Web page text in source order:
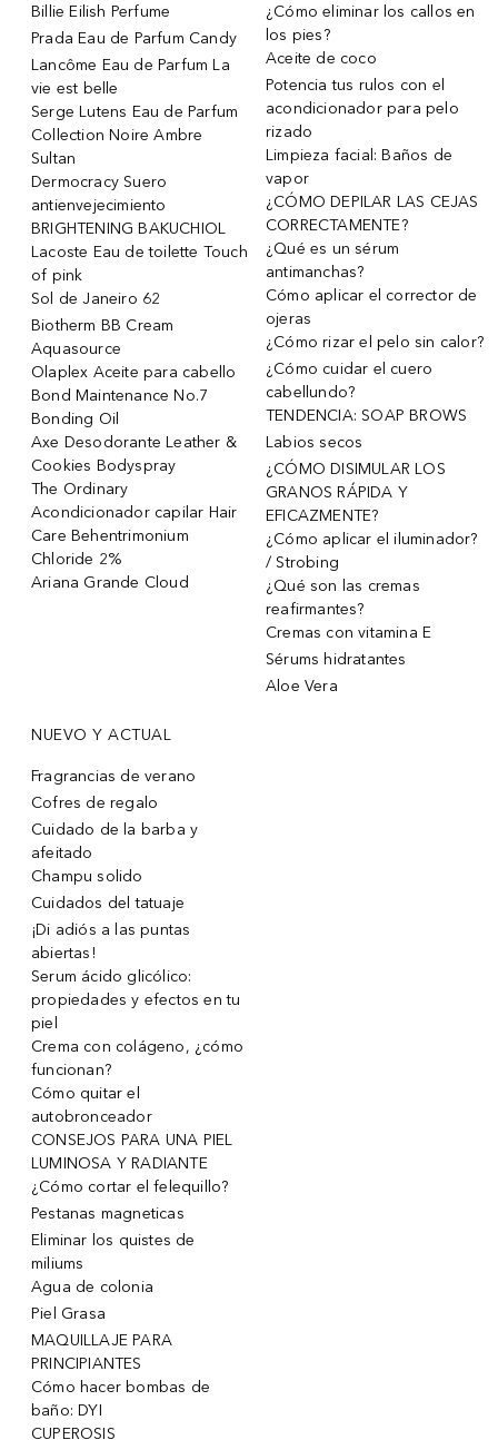
Billie Eilish Perfume
Prada Eau de Parfum Candy
Lancôme Eau de Parfum La
vie est belle
Serge Lutens Eau de Parfum
Collection Noire Ambre
Sultan
Dermocracy Suero
antienvejecimiento
BRIGHTENING BAKUCHIOL
Lacoste Eau de toilette Touch
of pink
Sol de Janeiro 62
Biotherm BB Cream
Aquasource
Olaplex Aceite para cabello
Bond Maintenance No.7
Bonding Oil
Axe Desodorante Leather &
Cookies Bodyspray
The Ordinary
Acondicionador capilar Hair
Care Behentrimonium
Chloride 2%
Ariana Grande Cloud
¿Cómo eliminar los callos en
los pies?
Aceite de coco
Potencia tus rulos con el
acondicionador para pelo
rizado
Limpieza facial: Baños de
vapor
¿CÓMO DEPILAR LAS CEJAS
CORRECTAMENTE?
¿Qué es un sérum
antimanchas?
Cómo aplicar el corrector de
ojeras
¿Cómo rizar el pelo sin calor?
¿Cómo cuidar el cuero
cabellundo?
TENDENCIA: SOAP BROWS
Labios secos
¿CÓMO DISIMULAR LOS
GRANOS RÁPIDA Y
EFICAZMENTE?
¿Cómo aplicar el iluminador?
/ Strobing
¿Qué son las cremas
reafirmantes?
Cremas con vitamina E
Sérums hidratantes
Aloe Vera
NUEVO Y ACTUAL
Fragrancias de verano
Cofres de regalo
Cuidado de la barba y
afeitado
Champu solido
Cuidados del tatuaje
¡Di adiós a las puntas
abiertas!
Serum ácido glicólico:
propiedades y efectos en tu
piel
Crema con colágeno, ¿cómo
funcionan?
Cómo quitar el
autobronceador
CONSEJOS PARA UNA PIEL
LUMINOSA Y RADIANTE
¿Cómo cortar el felequillo?
Pestanas magneticas
Eliminar los quistes de
miliums
Agua de colonia
Piel Grasa
MAQUILLAJE PARA
PRINCIPIANTES
Cómo hacer bombas de
baño: DYI
CUPEROSIS